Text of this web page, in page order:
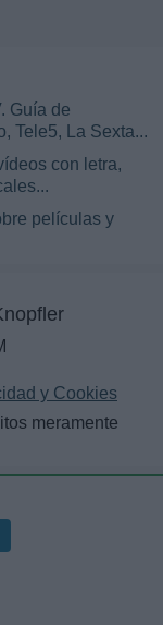
Guía de
Tele5, La Sexta...
con letra,
películas y
y Cookies
meramente